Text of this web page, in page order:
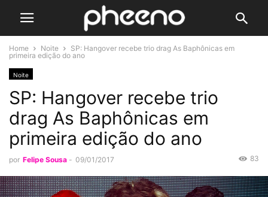
Home Noite
SP: Hangover recebe trio drag As Baphônicas em
primeira edição do ano
Noite
SP: Hangover recebe trio
drag As Baphônicas em
primeira edição do ano
por Felipe Sousa - 09/01/2017 83